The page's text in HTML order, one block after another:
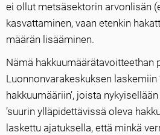
ei ollut metsäsektorin arvonlisän
kasvattaminen, vaan etenkin
määrän lisääminen.
Nämä hakkuumäärätavoitteethan
Luonnonvarakeskuksen laskemiin
hakkuumääriin’, joista
’suurin ylläpidettävissä oleva
laskettu ajatuksella, että minkä